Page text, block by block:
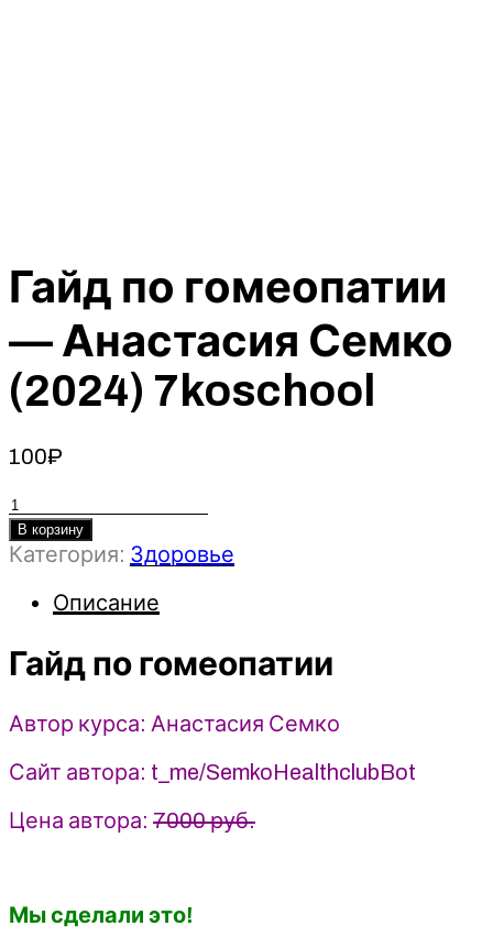
Гайд по гомеопатии
— Анастасия Семко
(2024) 7koschool
100₽
Количество
товара
Гайд
гомеопатии
Анастасия
Семко
(2024)
7koschool
В корзину
Категория: Здоровье
Описание
Гайд по гомеопатии
Автор курса: Анастасия Семко
Сайт автора: t_me/SemkoHealthclubBot
Цена автора: 7000 руб.
Мы сделали это!